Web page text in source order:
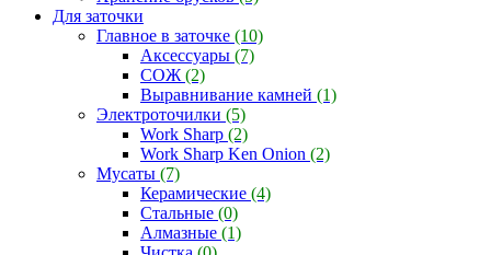
Для заточки
Главное в заточке (10)
Аксессуары (7)
СОЖ (2)
Выравнивание камней (1)
Электроточилки (5)
Work Sharp (2)
Work Sharp Ken Onion (2)
Мусаты (7)
Керамические (4)
Стальные (0)
Алмазные (1)